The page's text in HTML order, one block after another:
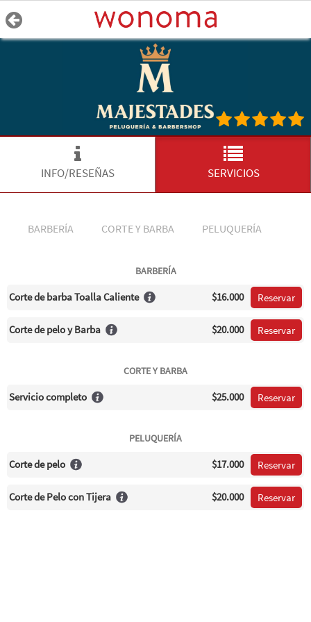
INFO/RESEÑAS SERVICIOS
BARBERÍA CORTE Y BARBA PELUQUERÍA
BARBERÍA
Corte de barba Toalla Caliente $16.000 Reservar
Corte de pelo y Barba $20.000 Reservar
CORTE Y BARBA
Servicio completo $25.000 Reservar
PELUQUERÍA
Corte de pelo $17.000 Reservar
Corte de Pelo con Tijera $20.000 Reservar